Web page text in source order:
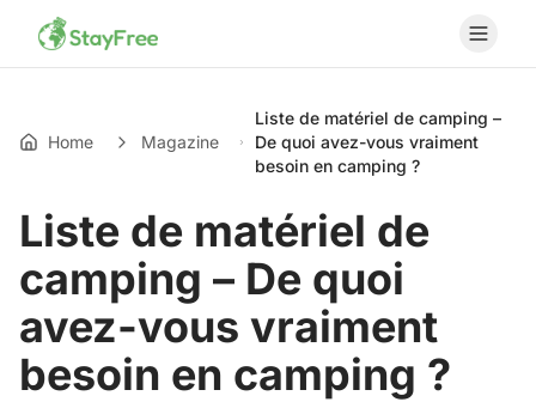
Home Magazine
Liste de matériel de camping –
De quoi avez-vous vraiment
besoin en camping ?
Liste de matériel de
camping – De quoi
avez-vous vraiment
besoin en camping ?